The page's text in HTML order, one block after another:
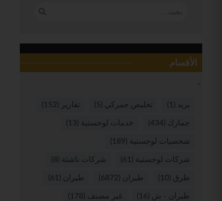
الأقسام
بريد (1) تخليص جمركي (5) تقارير (152)
جمارك (434) خدمات لوجستية (13)
شخصيات لوجستية (189)
شركات لوجستية (61) شركات ناشئة (8)
طرق (10) طيران (6872) طيران (61)
طيران - ش (16) غير مصنف (178)